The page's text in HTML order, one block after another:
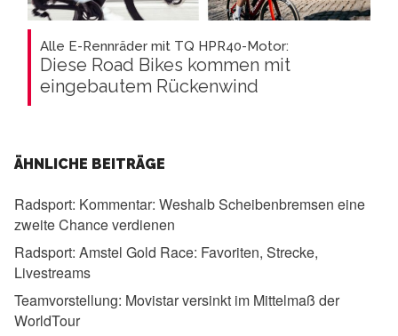
Alle E-Rennräder mit TQ HPR40-Motor:
Diese Road Bikes kommen mit
eingebautem Rückenwind
ÄHNLICHE BEITRÄGE
Radsport: Kommentar: Weshalb Scheibenbremsen eine
zweite Chance verdienen
Radsport: Amstel Gold Race: Favoriten, Strecke,
Livestreams
Teamvorstellung: Movistar versinkt im Mittelmaß der
WorldTour